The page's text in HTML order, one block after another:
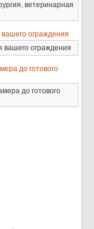
ветеринарная
ограждения
ограждения
до готового
до готового